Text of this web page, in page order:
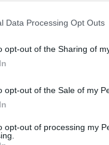
Data Processing Opt Outs
opt-out of the Sharing of
opt-out of the Sale of my
opt-out of processing my
Ελλάδας και
χωρώνέχει
που
κ.
Έλληνα ομόλογό
σεισμόπληκτες